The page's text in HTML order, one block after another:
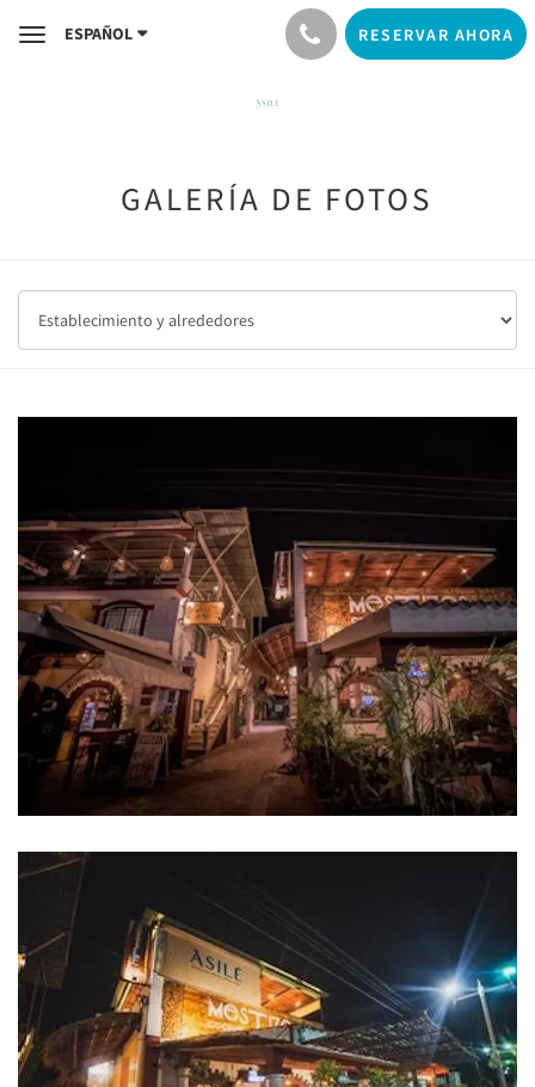
ToggleESPAÑOL RESERVAR AHORA
GALERÍA DE FOTOS